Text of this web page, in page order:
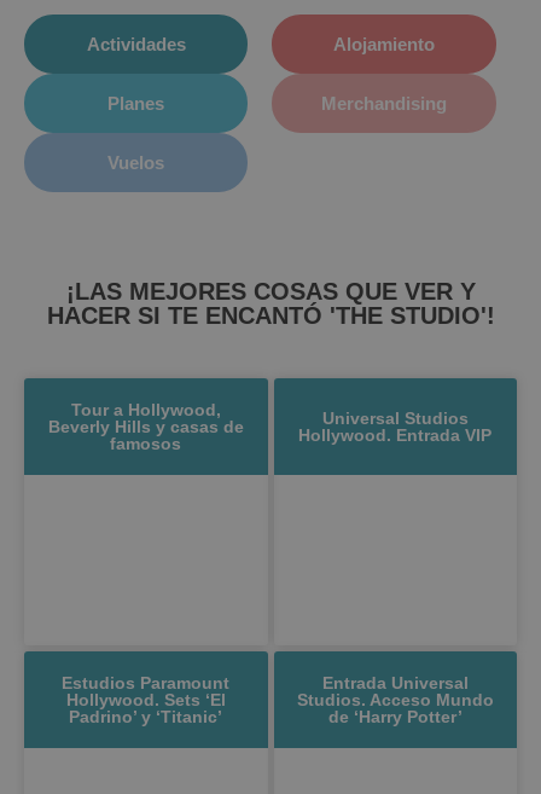
Actividades
Planes
Vuelos
Alojamiento
Merchandising
¡LAS MEJORES COSAS QUE VER Y
HACER SI TE ENCANTÓ 'THE STUDIO'!
Tour a Hollywood,
Beverly Hills y casas de
famosos
Universal Studios
Hollywood. Entrada VIP
Estudios Paramount
Hollywood. Sets ‘El
Padrino’ y ‘Titanic’
Entrada Universal
Studios. Acceso Mundo
de ‘Harry Potter’